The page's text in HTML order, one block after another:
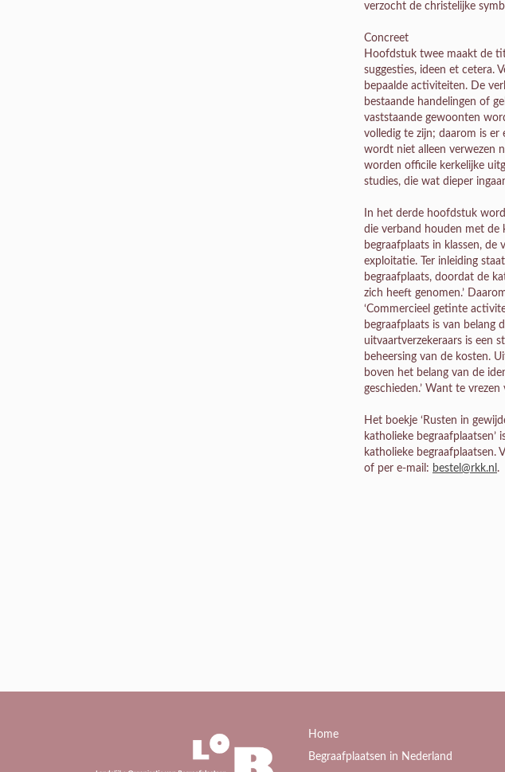
verzocht de christelijke
Concreet
Hoofdstuk twee maakt de
suggesties, ideen et cetera.
bepaalde activiteiten. De
bestaande handelingen of
vaststaande gewoonten
volledig te zijn; daarom is
wordt niet alleen verwezen
worden officile kerkelijke
studies, die wat dieper
In het derde hoofdstuk
die verband houden met de
begraafplaats in klassen,
exploitatie. Ter inleiding
begraafplaats, doordat de
zich heeft genomen.’
‘Commercieel getinte
begraafplaats is van belang
uitvaartverzekeraars is een
beheersing van de kosten.
boven het belang van de
geschieden.’ Want te
Het boekje ‘Rusten in
katholieke
katholieke begraafplaatsen.
of per e-mail: bestel@rkk.nl .
Home
Begraafplaatsen in Nederland